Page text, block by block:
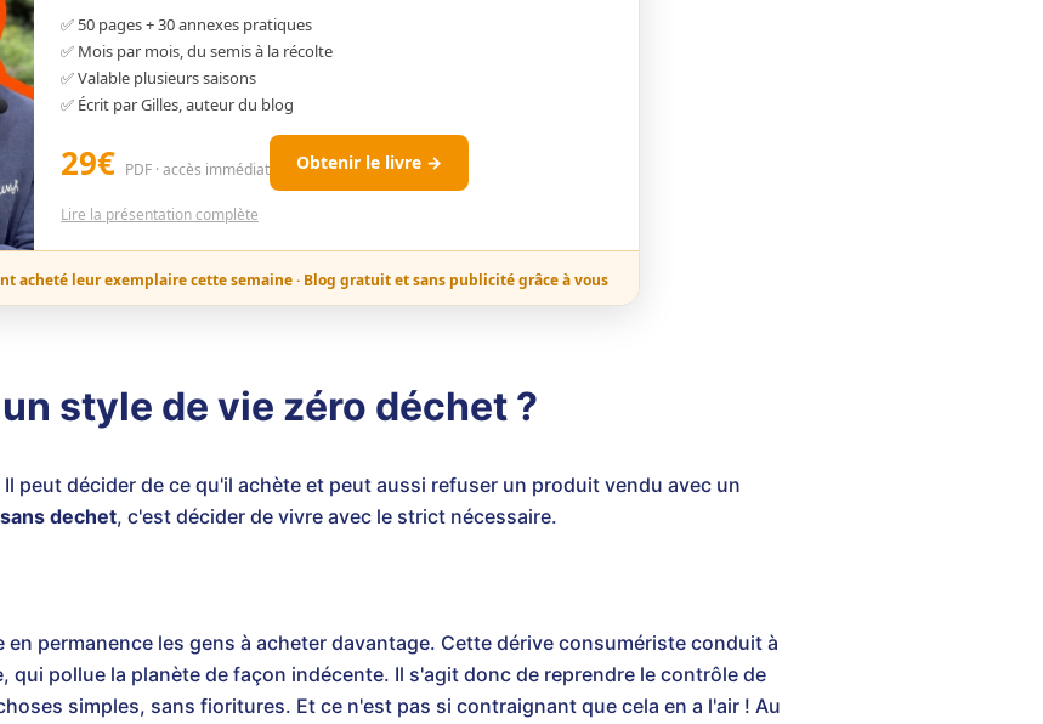
✅ 50 pages + 30 annexes pratiques
✅ Mois par mois, du semis à la récolte
✅ Valable plusieurs saisons
✅ Écrit par Gilles, auteur du blog
29€ PDF · accès immédiat Obtenir le livre →
Lire la présentation complète
acheté leur exemplaire cette semaine · Blog gratuit et sans publicité grâce à vous
style de vie zéro déchet ?
peut décider de ce qu'il achète et peut aussi refuser un produit vendu avec un
dechet, c'est décider de vivre avec le strict nécessaire.
permanence les gens à acheter davantage. Cette dérive consumériste conduit à
pollue la planète de façon indécente. Il s'agit donc de reprendre le contrôle de
simples, sans fioritures. Et ce n'est pas si contraignant que cela en a l'air ! Au